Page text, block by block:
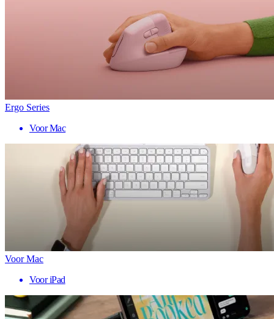
Ergo Series
Voor Mac
Voor Mac
Voor iPad